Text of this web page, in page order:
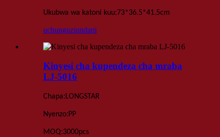
Ukubwa wa katoni kuu:73*36.5*41.5cm
uchunguziundani
Kinyesi cha kupendeza cha mraba
LJ-5016
Chapa:LONGSTAR
Nyenzo:PP
MOQ:3000pcs